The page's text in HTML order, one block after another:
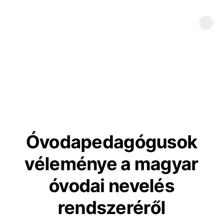
Óvodapedagógusok
véleménye a magyar
óvodai nevelés
rendszeréről